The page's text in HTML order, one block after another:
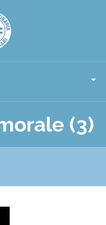
(3)